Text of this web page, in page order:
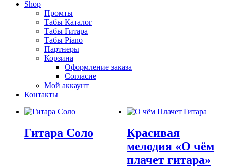
Shop
Промты
Табы Каталог
Табы Гитара
Табы Piano
Партнеры
Корзина
Оформление заказа
Согласие
Мой аккаунт
Контакты
Гитара Соло
Красивая
мелодия «О чём
плачет гитара»